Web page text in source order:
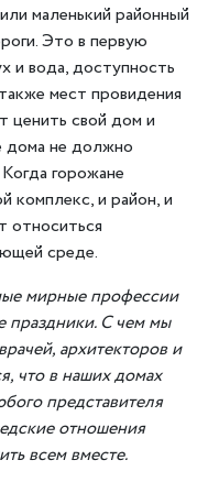
маленький районный
Это в первую
и вода, доступность
мест провидения
ценить свой дом и
дома не должно
горожане
комплекс, и район, и
относиться
среде.
мирные профессии
праздники. С чем мы
архитекторов и
что в наших домах
представителя
отношения
всем вместе.